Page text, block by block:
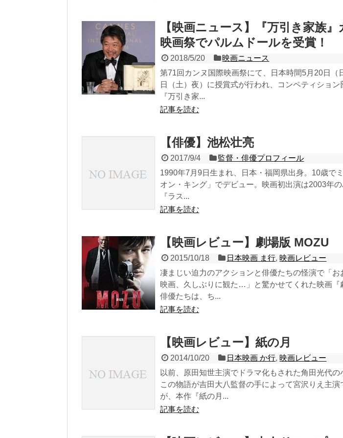
【映画ニュース】『万引き家族
映画祭でパルムドールを受賞！
2018/5/20
映画ニュース
第71回カンヌ国際映画祭にて、日本時間5月20日（
日（土）夜）に授賞式が行われ、コンペティション
『万引き家...
記事を読む
【俳優】池松壮亮
2017/9/4
監督・俳優プロフィール
1990年7月9日生まれ、日本・福岡県出身。10歳で
オン・キング」でデビュー。映画初出演は2003年
『ラス...
記事を読む
【映画レビュー】劇場版 MOZU
2015/10/18 日本映画 ま行, 映画レビュー
凄まじい迫力のアクションと俳優たちの怪演で「お
映画、久しぶりに観た…」と驚かせてくれた映画『
俳優たちは、ち...
記事を読む
【映画レビュー】紙の月
2014/10/20 日本映画 か行, 映画レビュー
以前、原田知世主演でドラマ化もされた角田光代の
この物語が吉田大八監督の手によって宮沢りえ主
が、本作『紙の月...
記事を読む